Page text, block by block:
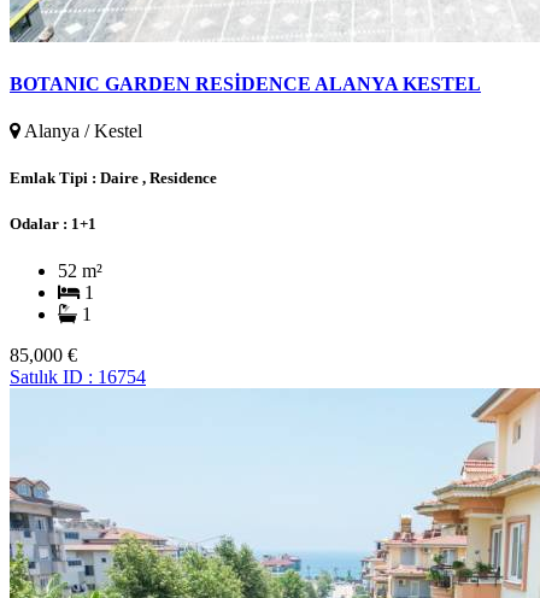
BOTANIC GARDEN RESİDENCE ALANYA KESTEL
Alanya / Kestel
Emlak Tipi : Daire , Residence
Odalar : 1+1
52 m²
1
1
85,000 €
Satılık ID : 16754